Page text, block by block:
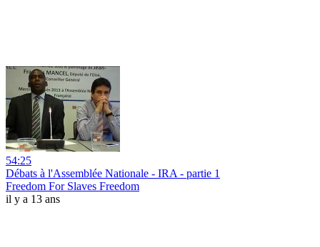
54:25
Débats à l'Assemblée Nationale - IRA - partie 1
Freedom For Slaves Freedom
il y a 13 ans